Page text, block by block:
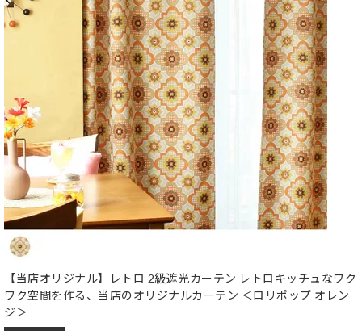
【当店オリジナル】レトロ 2級遮光カーテン レトロキッチュなワク
ワク空間を作る、当店のオリジナルカーテン ＜ロリポップ オレン
ジ＞